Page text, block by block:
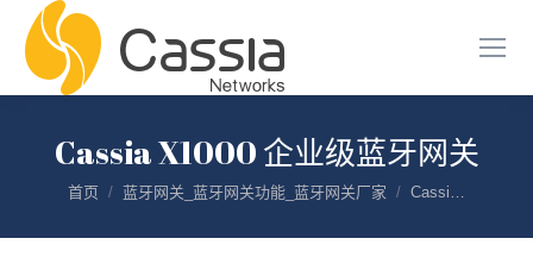
Cassia X1000 企业级蓝牙网关
您在这里：
首页 蓝牙网关_蓝牙网关功能_蓝牙网关厂家 Cassi…